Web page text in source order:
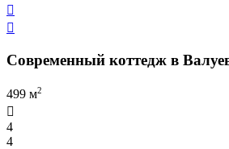


Современный коттедж в
499 м2

4
4